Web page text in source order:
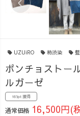
UZUiRO 柿渋染
ポンチョストー
ルガーゼ
165pt 獲得
通常価格 16,500円(